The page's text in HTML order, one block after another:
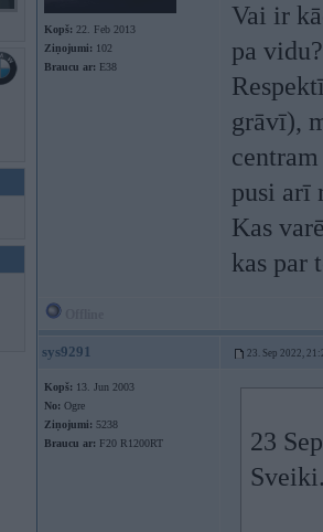
Kopš: 22. Feb 2013
Ziņojumi: 102
Braucu ar: E38
Vai ir
pa vidu?
grāvī),
pusi arī
Kas
kas par
sys9291 23. Sep 2022,
Kopš: 13. Jun 2003
No: Ogre
Ziņojumi: 5238
Braucu ar: F20 R1200RT
23